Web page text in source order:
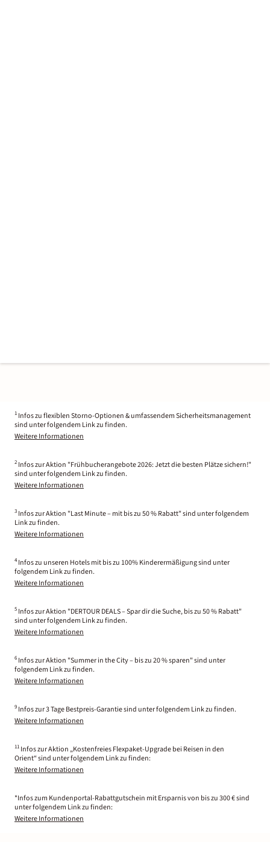
1 Infos zu flexiblen Storno-Optionen & umfassendem Sicherheitsmanagement
sind unter folgendem Link zu finden.
Weitere Informationen
2 Infos zur Aktion "Frühbucherangebote 2026: Jetzt die besten Plätze sichern!"
sind unter folgendem Link zu finden.
Weitere Informationen
3 Infos zur Aktion "Last Minute – mit bis zu 50 % Rabatt" sind unter folgendem
Link zu finden.
Weitere Informationen
4 Infos zu unseren Hotels mit bis zu 100% Kinderermäßigung sind unter
folgendem Link zu finden.
Weitere Informationen
5 Infos zur Aktion "DERTOUR DEALS – Spar dir die Suche, bis zu 50 % Rabatt"
sind unter folgendem Link zu finden.
Weitere Informationen
6 Infos zur Aktion "Summer in the City – bis zu 20 % sparen" sind unter
folgendem Link zu finden.
Weitere Informationen
9 Infos zur 3 Tage Bestpreis-Garantie sind unter folgendem Link zu finden.
Weitere Informationen
11 Infos zur Aktion „Kostenfreies Flexpaket-Upgrade bei Reisen in den
Orient“ sind unter folgendem Link zu finden:
Weitere Informationen
*Infos zum Kundenportal-Rabattgutschein mit Ersparnis von bis zu 300 € sind
unter folgendem Link zu finden:
Weitere Informationen